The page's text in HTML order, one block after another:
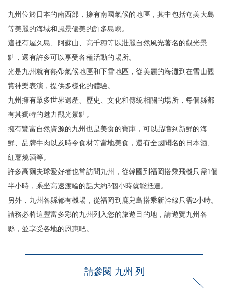
九州位於日本的南西部，擁有南國氣候的地區，其中包括奄美大島
等美麗的海域和風景優美的許多島嶼。
這裡有屋久島、阿蘇山、高千穗等以壯麗自然風光著名的觀光景
點，還有許多可以享受各種活動的場所。
光是九州就有熱帶氣候地區和下雪地區，從美麗的海灘到在雪山觀
賞神樂表演，提供多樣化的體驗。
九州擁有眾多世界遺產、歷史、文化和傳統相關的場所，每個縣都
有其獨特的魅力觀光景點。
擁有豐富自然資源的九州也是美食的寶庫，可以品嚐到新鮮的海
鮮、品牌牛肉以及時令食材等當地美食，還有全國聞名的日本酒、
紅薯燒酒等。
許多高爾夫球愛好者也常訪問九州，從韓國到福岡搭乘飛機只需1個
半小時，乘坐高速渡輪的話大約3個小時就能抵達。
另外，九州各縣都有機場，從福岡到鹿兒島搭乘新幹線只需2小時。
請務必將這豐富多彩的九州列入您的旅遊目的地，請遊覽九州各
縣，並享受各地的恩惠吧。
請參閱 九州 列